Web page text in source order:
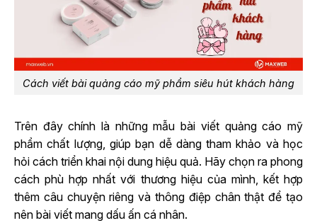
Cách viết bài quảng cáo mỹ phẩm siêu hút khách hàng
Trên đây chính là những mẫu bài viết quảng cáo mỹ
phẩm chất lượng, giúp bạn dễ dàng tham khảo và học
hỏi cách triển khai nội dung hiệu quả. Hãy chọn ra phong
cách phù hợp nhất với thương hiệu của mình, kết hợp
thêm câu chuyện riêng và thông điệp chân thật để tạo
nên bài viết mang dấu ấn cá nhân.